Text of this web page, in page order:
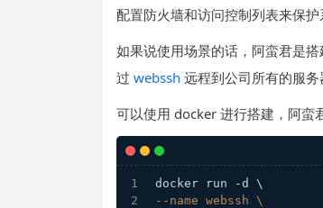
配置防火墙和访问控制列表来保护
如果说使用场景的话，阿蛮君是
过 webssh 远程到公司所有的服务
可以使用 docker 进行搭建，阿蛮
docker run -d \
--name webssh \